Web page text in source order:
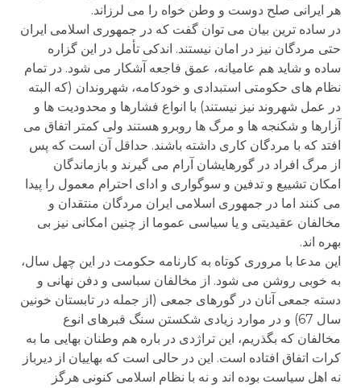
هر ایرانی صلح دوست و وطن خواه را می لرزاند.
در ساده ترین بیان می توان گفت که در جمهوری اسلامی ایران
حتی مردگان نیز در امان نیستند. اندکی تأمل در این گزاره
ساده و شاید هم عامیانه، عمق فاجعه آشکار می شود. در تمام
نظام های حکومتی استبدادی و خودکامه، شهروندان (که البته
در عمل شهروند نیز نیستند) با انواع فشارها و محدودیت ها و
آزارها و شکنجه ها و مرگ ها روبرو هستند ولی کمتر اتفاق می
افتد که با مردگان کاری داشته باشند. حداقل آن است که پس
از مرگ افراد در گورهایشان آرام می گیرند و بازماندگان
امکان تشییع و تدفین و سوگواری و ادای احترام معمول را پیدا
می کنند اما در جمهوری اسلامی ایران مردگان منتقدان و
مخالفان عقیدیتی و یا سیاسی عموما از چنین امکانی نیز بی
بهره اند.
این مدعا با مروری کوتاه به کارنامه حکومت در این چهل سال،
به خوبی روشن می شود. از مخالفان سباسی و دفن نهانی و
دسته جمعی آنان در گورهای جمعی (از جمله در تابستان خونین
سال 67) و در موارد زیادی شکستن سنگ قبرهای انوع
مخالفان که بگذریم، این تراژدی در باره هم وطنان بهایی ما به
کرات اتفاق افتاده است. این در حالی است که بهاییان از دیرباز
نه اهل سیاست بوده اند و نه با نظام اسلامی کنونی هرگز